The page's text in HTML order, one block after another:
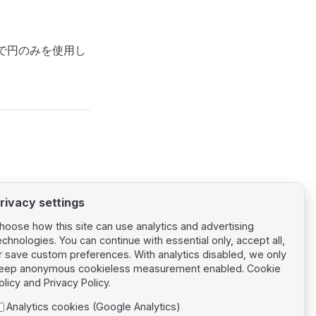
円のみを使用し
Next page
Integrations
settings
how this site can use analytics and advertising
You can continue with essential only, accept all,
save custom preferences. With analytics disabled, we only
anonymous cookieless measurement enabled. Cookie
and Privacy Policy.
Analytics cookies (Google Analytics)